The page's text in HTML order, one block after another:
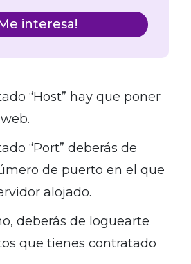
interesa!
“Host” hay que poner
“Port” deberás de
de puerto en el que
alojado.
deberás de loguearte
que tienes contratado